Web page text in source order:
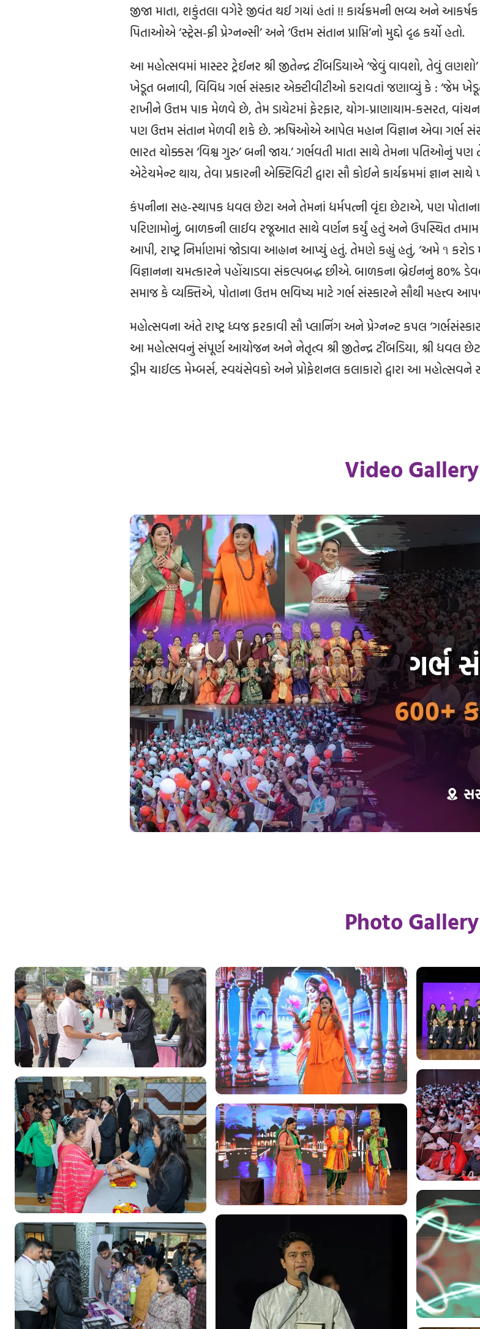
જીજા માતા, શકુંતલા વગેરે જીવંત થઈ ગયાં હતાં !! કાર્યક્રમની ભવ્ય અને
પિતાઓએ ‘સ્ટ્રેસ-ફ્રી પ્રેગ્નન્સી’ અને ‘ઉત્તમ સંતાન પ્રાપ્તિ’નો મુદ્દો દૃઢ કર્યો હતો.
આ મહોત્સવમાં માસ્ટર ટ્રેઈનર શ્રી જીતેન્દ્ર ટીંબડિયાએ ‘જેવું વાવશો, તેવું
ખેડૂત બનાવી, વિવિધ ગર્ભ સંસ્કાર એક્ટીવીટીઓ કરાવતાં જણાવ્યું કે : ‘જેમ
રાખીને ઉત્તમ પાક મેળવે છે, તેમ ડાયેટમાં ફેરફાર, યોગ-પ્રાણાયામ-કસરત,
પણ ઉત્તમ સંતાન મેળવી શકે છે. ઋષિઓએ આપેલ મહાન વિજ્ઞાન એવા ગર્ભ
ભારત ચોક્કસ ‘વિશ્વ ગુરુ’ બની જાય.’ ગર્ભવતી માતા સાથે તેમના પતિઓનું
એટેચમેન્ટ થાય, તેવા પ્રકારની એક્ટિવિટી દ્વારા સૌ કોઈને કાર્યક્રમમાં
કંપનીના સહ-સ્થાપક ધવલ છેટા અને તેમનાં ધર્મપત્ની વૃંદા છેટાએ, પણ
પરિણામોનું, બાળકની લાઈવ રજૂઆત સાથે વર્ણન કર્યું હતું અને ઉપસ્થિત
આપી, રાષ્ટ્ર નિર્માણમાં જોડાવા આહ્વાન આપ્યું હતું. તેમણે કહ્યું હતું, ‘અમે ૧
વિજ્ઞાનના ચમત્કારને પહોંચાડવા સંકલ્પબદ્ધ છીએ. બાળકના બ્રેઈનનું 80%
સમાજ કે વ્યક્તિએ, પોતાના ઉત્તમ ભવિષ્ય માટે ગર્ભ સંસ્કારને સૌથી મહત્ત્વ
મહોત્સવના અંતે રાષ્ટ્ર ધ્વજ ફરકાવી સૌ પ્લાનિંગ અને પ્રેગ્નન્ટ કપલ ‘ગર્ભસંસ્કાર
આ મહોત્સવનું સંપૂર્ણ આયોજન અને નેતૃત્વ શ્રી જીતેન્દ્ર ટીંબડિયા, શ્રી ધવલ
ડ્રીમ ચાઈલ્ડ મેમ્બર્સ, સ્વયંસેવકો અને પ્રોફેશનલ કલાકારો દ્વારા આ
Video Gallery
Photo Gallery